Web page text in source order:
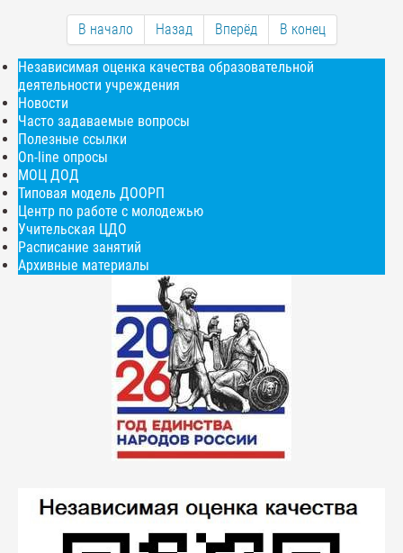
В начало Назад Вперёд В конец
Независимая оценка качества образовательной
деятельности учреждения
Новости
Часто задаваемые вопросы
Полезные ссылки
On-line опросы
МОЦ ДОД
Типовая модель ДООРП
Центр по работе с молодежью
Учительская ЦДО
Расписание занятий
Архивные материалы